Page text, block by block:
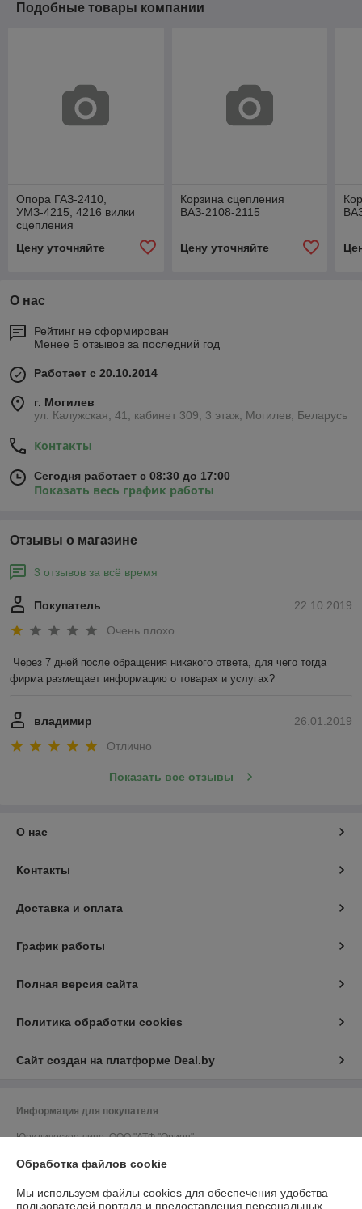
Подобные товары компании
Опора ГАЗ-2410,
УМЗ-4215, 4216 вилки
сцепления
Цену уточняйте
Корзина сцепления
ВАЗ-2108-2115
Цену уточняйте
О нас
Рейтинг не сформирован
Менее 5 отзывов за последний год
Работает с 20.10.2014
г. Могилев
ул. Калужская, 41, кабинет 309, 3 этаж, Могилев, Беларусь
Контакты
Сегодня работает с 08:30 до 17:00
Показать весь график работы
Отзывы о магазине
3 отзывов за всё время
22.10.2019
Покупатель
Очень плохо
Через 7 дней после обращения никакого ответа, для чего тогда
фирма размещает информацию о товарах и услугах?
26.01.2019
владимир
Отлично
Показать все отзывы
О нас
Контакты
Доставка и оплата
График работы
Полная версия сайта
Политика обработки cookies
Сайт создан на платформе Deal.by
Информация для покупателя
Юридическое лицо:ООО "АТФ "Орион"
УНП: 700033502
Обработка файлов cookie
Мы используем файлы cookies для обеспечения удобства
пользователей портала и предоставления персональных